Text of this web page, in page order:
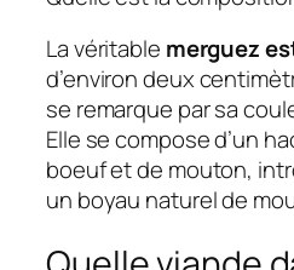
La véritable merguez
d’environ deux
se remarque par sa
Elle se compose d’un
boeuf et de mouton,
un boyau naturel de